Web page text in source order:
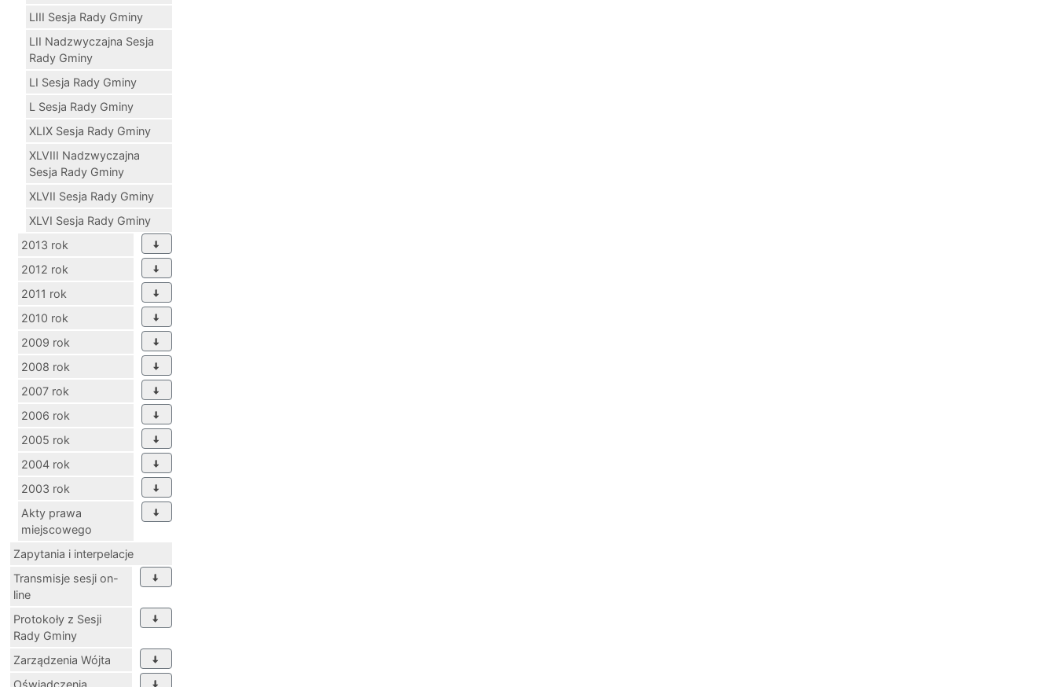
LIII Sesja Rady Gminy
LII Nadzwyczajna Sesja
Rady Gminy
LI Sesja Rady Gminy
L Sesja Rady Gminy
XLIX Sesja Rady Gminy
XLVIII Nadzwyczajna
Sesja Rady Gminy
XLVII Sesja Rady Gminy
XLVI Sesja Rady Gminy
2013 rok
2012 rok
2011 rok
2010 rok
2009 rok
2008 rok
2007 rok
2006 rok
2005 rok
2004 rok
2003 rok
Akty prawa
miejscowego
Zapytania i interpelacje
Transmisje sesji on-
line
Protokoły z Sesji
Rady Gminy
Zarządzenia Wójta
Oświadczenia